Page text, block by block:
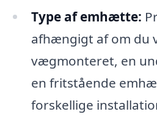
Type af emhætte:
afhængigt af om du
vægmonteret, en
en fritstående
forskellige